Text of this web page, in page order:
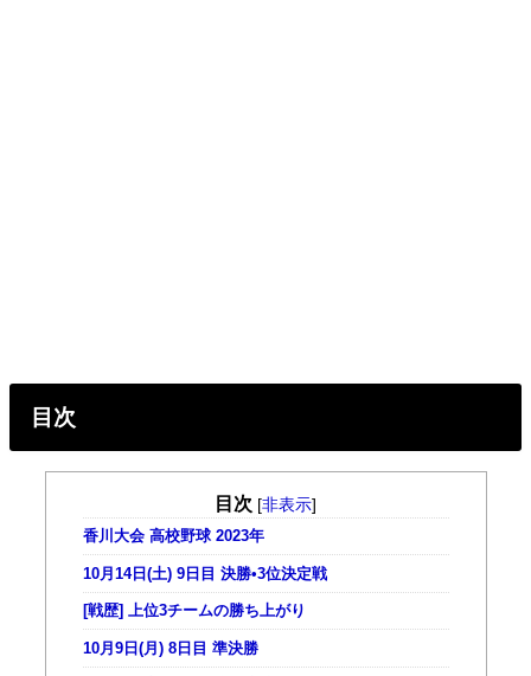
目次
目次 [非表示]
香川大会 高校野球 2023年
10月14日(土) 9日目 決勝•3位決定戦
[戦歴] 上位3チームの勝ち上がり
10月9日(月) 8日目 準決勝